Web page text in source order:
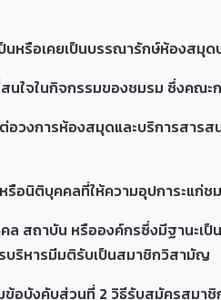
ยเป็นบรรณารักษ์ห้องสมุดประ
จกรรมของชมรม ซึ่งคณะกร
อวงการห้องสมุดและบริการสา
ลที่ให้ความอุปการะแก่ชมรม
หรือองค์กรซึ่งมีฐานะเป็นนิ
ริหารมีมติรับเป็นสมาชิกวิสามัญ
งคับส่วนที่ 2 วิธีรับสมัครสมาชิ